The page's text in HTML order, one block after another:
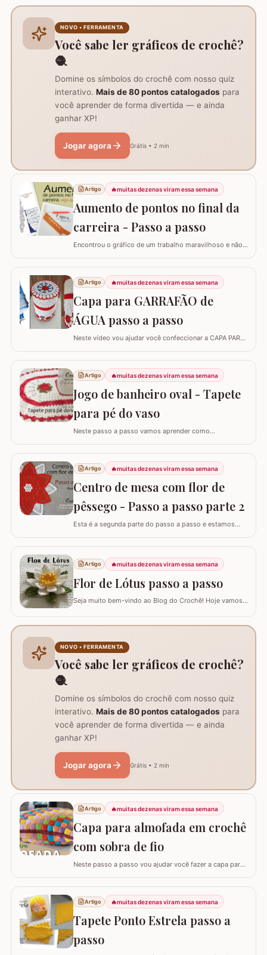
conhecer, curtir e adquirir os trabalhos desta artesã
deixem de se inscrever em seu canal no YouTube –&gt;
AQUI. Já temos disponível aqui no blog…
NOVO • FERRAMENTA
Você sabe ler gráficos de crochê?
🧶
Domine os símbolos do crochê com nosso quiz
interativo. Mais de 80 pontos catalogados para
você aprender de forma divertida — e ainda
ganhar XP!
Jogar agora Grátis • 2 min
Artigo 🔥muitas dezenas viram essa semana
Aumento de pontos no final da
carreira - Passo a passo
Encontrou o gráfico de um trabalho maravilhoso e não
explicar de forma simples como interpretar o gráfico,
calcular a quantidade de correntes para iniciar um
trabalho e aumentar a quantidade de pontos no início ou
no final da carreira. (Link para…
Artigo 🔥muitas dezenas viram essa semana
Capa para GARRAFÃO de
ÁGUA passo a passo
Neste vídeo vou ajudar você confeccionar a CAPA PARA
sucesso agora com passo a passo super detalhado.
Esta capa veste bem um GARRAFÃO de 20 l e você pode
diminuir a quantidade de flores para fazer a capa para
um garrafão menor, aliás, se o seu ponto for…
Artigo 🔥muitas dezenas viram essa semana
Jogo de banheiro oval - Tapete
para pé do vaso
Neste passo a passo vamos aprender como
compõe o jogo de banheiro oval. Este jogo de banheiro
foi uma adaptação que fiz de um modelo de tapete e o
passo a passo do TAPETE DO LAVABO já está
disponível aqui no blog, confira nos links abaixo! Jogo
Artigo 🔥muitas dezenas viram essa semana
Centro de mesa com flor de
pêssego - Passo a passo parte 2
Esta é a segunda parte do passo a passo e estamos
Se está procurando o início do trabalho visite o link
abaixo onde também temos a lista completa de
materiais. Centro de mesa com flor de pêssego - Parte 1
Tamanho do trabalho pronto: 60 cm de…
Artigo 🔥muitas dezenas viram essa semana
Flor de Lótus passo a passo
Seja muito bem-vindo ao Blog do Crochê! Hoje vamos
crie uma peça volumosa e encantadora, perfeita para
trilhos de mesa, aplicações em tapetes ou…
NOVO • FERRAMENTA
Você sabe ler gráficos de crochê?
🧶
Domine os símbolos do crochê com nosso quiz
interativo. Mais de 80 pontos catalogados para
você aprender de forma divertida — e ainda
ganhar XP!
Jogar agora Grátis • 2 min
Artigo 🔥muitas dezenas viram essa semana
Capa para almofada em crochê
com sobra de fio
Neste passo a passo vou ajudar você fazer a capa para
passo a passo do tapete, mas desta vez vou mostrar
como é super fácil fazer um modelo quadrado com as
bordas retas. O passo a passo está bem detalhado,
mas se sentir alguma dificuldade deixe um…
Artigo 🔥muitas dezenas viram essa semana
Tapete Ponto Estrela passo a
passo